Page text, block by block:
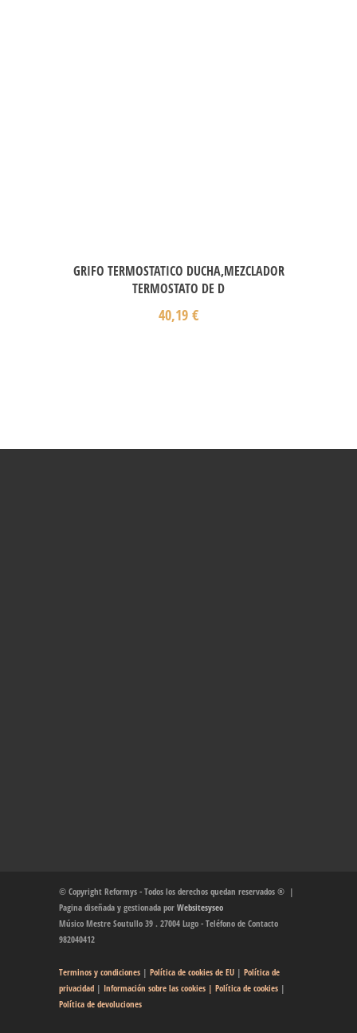
GRIFO TERMOSTATICO DUCHA,MEZCLADOR
TERMOSTATO DE D
40,19 €
© Copyright Reformys - Todos los derechos quedan reservados ® |
Pagina diseñada y gestionada por Websitesyseo
Músico Mestre Soutullo 39 . 27004 Lugo - Teléfono de Contacto
982040412
Terminos y condiciones | Política de cookies de EU | Política de
privacidad | Información sobre las cookies | Política de cookies |
Política de devoluciones